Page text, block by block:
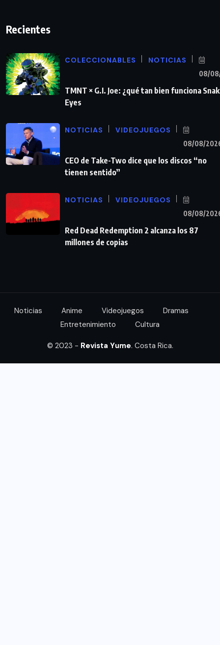
Recientes
COLECCIONABLES NOTICIAS
08/
TMNT × G.I. Joe: ¿qué tan bien funciona
Eyes
NOTICIAS VIDEOJUEGOS
08/08/
CEO de Take-Two dice que los discos “no
tienen sentido”
NOTICIAS VIDEOJUEGOS
08/08/
Red Dead Redemption 2 alcanza los 87
millones de copias
Noticias Anime Videojuegos
Dramas
Entretenimiento
Cultura
© 2023 - Revista Yume. Costa Rica.